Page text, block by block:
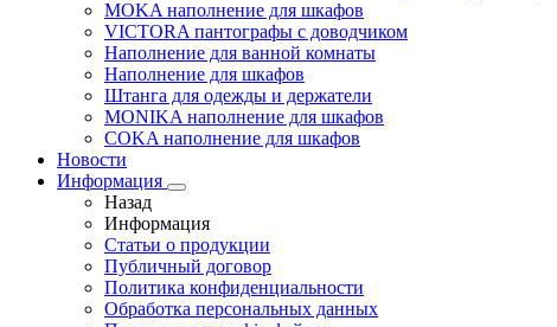
MOKA наполнение для шкафов
VICTORA пантографы с доводчиком
Наполнение для ванной комнаты
Наполнение для шкафов
Штанга для одежды и держатели
MONIKA наполнение для шкафов
COKA наполнение для шкафов
Новости
Информация
Назад
Информация
Статьи о продукции
Публичный договор
Политика конфиденциальности
Обработка персональных данных